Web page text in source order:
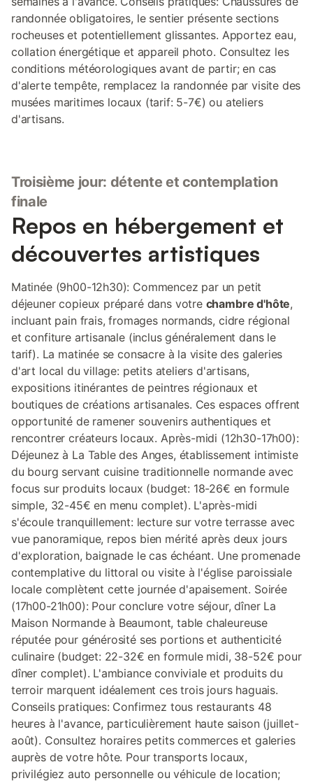
randonnée obligatoires, le sentier présente sections
rocheuses et potentiellement glissantes. Apportez eau,
collation énergétique et appareil photo. Consultez les
conditions météorologiques avant de partir; en cas
d'alerte tempête, remplacez la randonnée par visite des
musées maritimes locaux (tarif: 5-7€) ou ateliers
d'artisans.
Troisième jour: détente et contemplation
finale
Repos en hébergement et
découvertes artistiques
Matinée (9h00-12h30): Commencez par un petit
déjeuner copieux préparé dans votre chambre d'hôte,
incluant pain frais, fromages normands, cidre régional
et confiture artisanale (inclus généralement dans le
tarif). La matinée se consacre à la visite des galeries
d'art local du village: petits ateliers d'artisans,
expositions itinérantes de peintres régionaux et
boutiques de créations artisanales. Ces espaces offrent
opportunité de ramener souvenirs authentiques et
rencontrer créateurs locaux. Après-midi (12h30-17h00):
Déjeunez à La Table des Anges, établissement intimiste
du bourg servant cuisine traditionnelle normande avec
focus sur produits locaux (budget: 18-26€ en formule
simple, 32-45€ en menu complet). L'après-midi
s'écoule tranquillement: lecture sur votre terrasse avec
vue panoramique, repos bien mérité après deux jours
d'exploration, baignade le cas échéant. Une promenade
contemplative du littoral ou visite à l'église paroissiale
locale complètent cette journée d'apaisement. Soirée
(17h00-21h00): Pour conclure votre séjour, dîner La
Maison Normande à Beaumont, table chaleureuse
réputée pour générosité ses portions et authenticité
culinaire (budget: 22-32€ en formule midi, 38-52€ pour
dîner complet). L'ambiance conviviale et produits du
terroir marquent idéalement ces trois jours haguais.
Conseils pratiques: Confirmez tous restaurants 48
heures à l'avance, particulièrement haute saison (juillet-
août). Consultez horaires petits commerces et galeries
auprès de votre hôte. Pour transports locaux,
privilégiez auto personnelle ou véhicule de location;